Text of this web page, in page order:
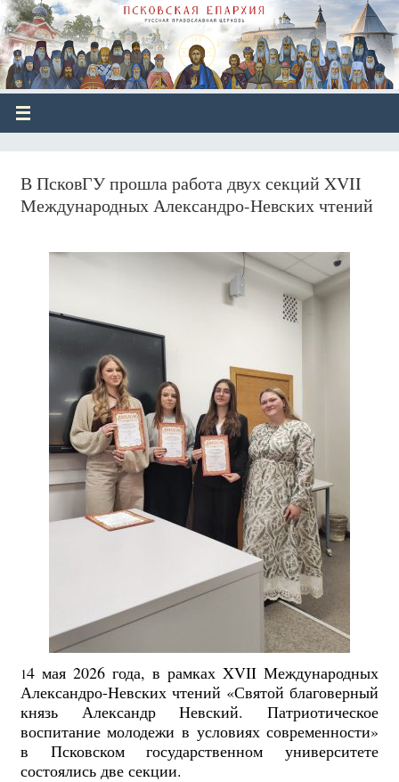
В ПсковГУ прошла работа двух секций XVII
Международных Александро-Невских чтений
14 мая 2026 года, в рамках XVII Международных
Александро-Невских чтений «Святой благоверный
князь Александр Невский. Патриотическое
воспитание молодежи в условиях современности»
в Псковском государственном университете
состоялись две секции.